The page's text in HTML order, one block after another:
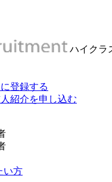
ハイクラ
登録する
紹介を申し込む
い方